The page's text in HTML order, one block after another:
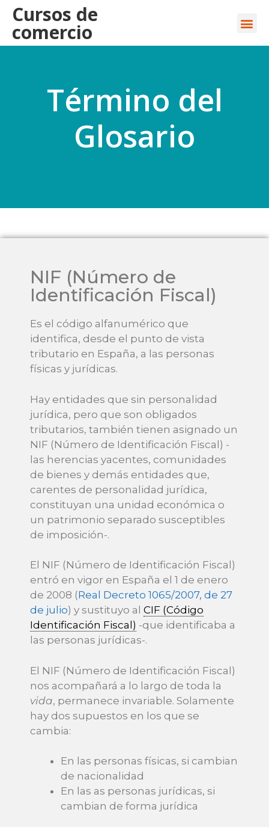
Cursos de
comercio
Término del
Glosario
NIF (Número de
Identificación Fiscal)
Es el código alfanumérico que
identifica, desde el punto de vista
tributario en España, a las personas
físicas y jurídicas.
Hay entidades que sin personalidad
jurídica, pero que son obligados
tributarios, también tienen asignado un
NIF (Número de Identificación Fiscal) -
las herencias yacentes, comunidades
de bienes y demás entidades que,
carentes de personalidad jurídica,
constituyan una unidad económica o
un patrimonio separado susceptibles
de imposición-.
El NIF (Número de Identificación Fiscal)
entró en vigor en España el 1 de enero
de 2008 (Real Decreto 1065/2007, de 27
de julio) y sustituyo al CIF (Código
Identificación Fiscal) -que identificaba a
las personas jurídicas-.
El NIF (Número de Identificación Fiscal)
nos acompañará a lo largo de toda la
vida, permanece invariable. Solamente
hay dos supuestos en los que se
cambia:
En las personas físicas, si cambian
de nacionalidad
En las as personas jurídicas, si
cambian de forma jurídica